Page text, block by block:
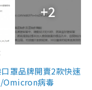
+2
罩品牌開賣2款快速
Omicron病毒